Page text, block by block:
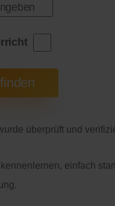
überprüft und
einfach